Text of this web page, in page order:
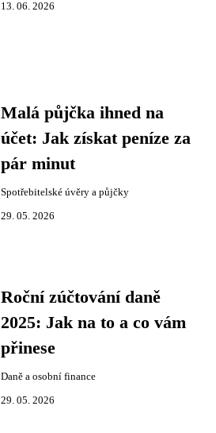
13. 06. 2026
Malá půjčka ihned na
účet: Jak získat peníze za
pár minut
Spotřebitelské úvěry a půjčky
29. 05. 2026
Roční zúčtování daně
2025: Jak na to a co vám
přinese
Daně a osobní finance
29. 05. 2026